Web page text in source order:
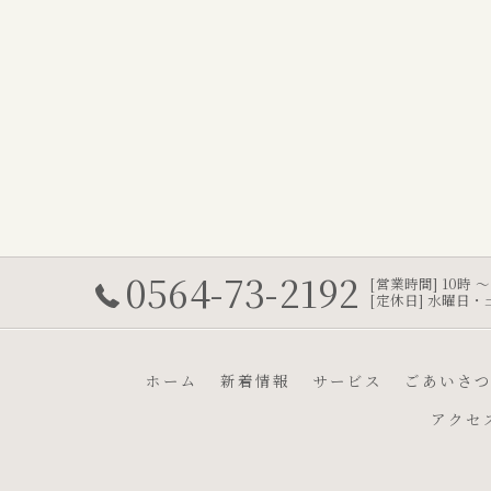
0564-73-2192
[営業時間] 10時
[定休日] 水曜日・
ホーム 新着情報 サービス
ごあいさつ
アクセ